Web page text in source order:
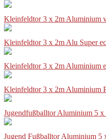
Kleinfeldtor 3 x 2m Aluminium
Kleinfeldtor 3 x 2m Alu Super
Kleinfeldtor 3 x 2m Aluminium
Kleinfeldtor 3 x 2m Aluminium
Jugendfußballtor Aluminium 5
Jugend Fußballtor Aluminium 5